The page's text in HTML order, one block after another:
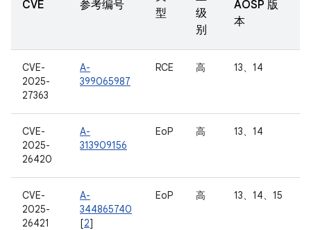
CVE 参考编号
型
级
别
AOSP 版
本
CVE-
2025-
27363
A-
399065987
RCE 高 13、14
CVE-
2025-
26420
A-
313909156
EoP 高 13、14
CVE-
2025-
26421
A-
344865740
[2]
EoP 高 13、14、15